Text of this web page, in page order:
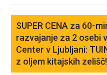
SUPER CENA za 60-
razvajanje za 2 osebi
Center v Ljubljani:
z oljem kitajskih zelišč!